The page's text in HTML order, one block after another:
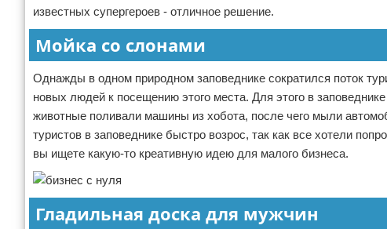
известных супергероев - отличное решение.
Мойка со слонами
Однажды в одном природном заповеднике сократился поток
новых людей к посещению этого места. Для этого в
животные поливали машины из хобота, после чего мыли
туристов в заповеднике быстро возрос, так как все хотели
вы ищете какую-то креативную идею для малого бизнеса.
Гладильная доска для мужчин